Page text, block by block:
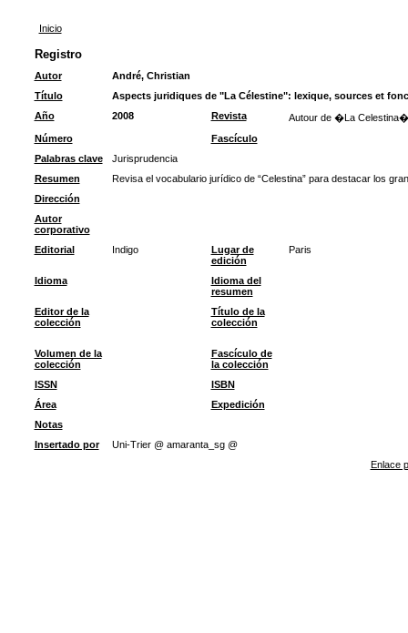
Inicio
Registro
Autor
André, Christian
Título
Aspects juridiques de "La Célestine": lexique, sources et
Año
2008 Revista
Autour de �La Celestina�
Número
Fascículo
Palabras clave
Jurisprudencia
Resumen
Revisa el vocabulario jurídico de “Celestina” para destacar los
Dirección
Autor
corporativo
Editorial
Indigo
Lugar de
edición
Paris
Idioma
Idioma del
resumen
Editor de la
colección
Título de la
colección
Volumen de la
colección
Fascículo de
la colección
ISSN
ISBN
Área
Expedición
Notas
Insertado por
Uni-Trier @ amaranta_sg @
Enlace